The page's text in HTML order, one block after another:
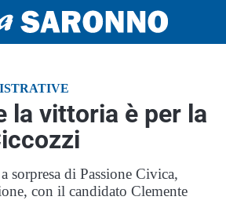
la vittoria è per la
sorpresa di Passione Civica,
con il candidato Clemente